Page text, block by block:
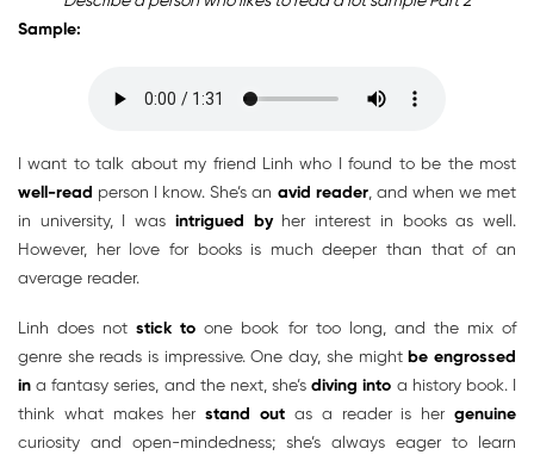
Sample:
I want to talk about my friend Linh who I found to be the most
well-read person I know. She’s an avid reader, and when we met
in university, I was intrigued byher interest in books as well.
However, her love for books is much deeper than that of an
average reader.
Linh does notstick to one book for too long, and the mix of
genre she reads is impressive. One day, she mightbe engrossed
in a fantasy series, and the next, she’sdiving into a history book. I
think what makes herstand out as a reader is hergenuine
curiosity and open-mindedness; she’s always eager to learn